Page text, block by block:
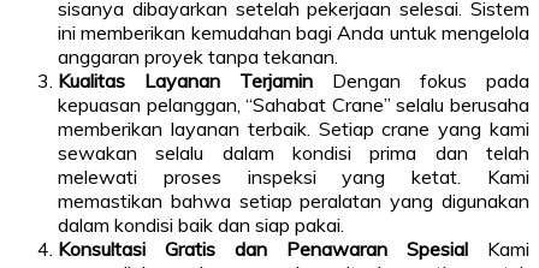
sisanya dibayarkan setelah pekerjaan selesai. Sistem
ini memberikan kemudahan bagi Anda untuk mengelola
anggaran proyek tanpa tekanan.
Kualitas Layanan Terjamin Dengan fokus pada
kepuasan pelanggan, “Sahabat Crane” selalu berusaha
memberikan layanan terbaik. Setiap crane yang kami
sewakan selalu dalam kondisi prima dan telah
melewati proses inspeksi yang ketat. Kami
memastikan bahwa setiap peralatan yang digunakan
dalam kondisi baik dan siap pakai.
Konsultasi Gratis dan Penawaran Spesial Kami